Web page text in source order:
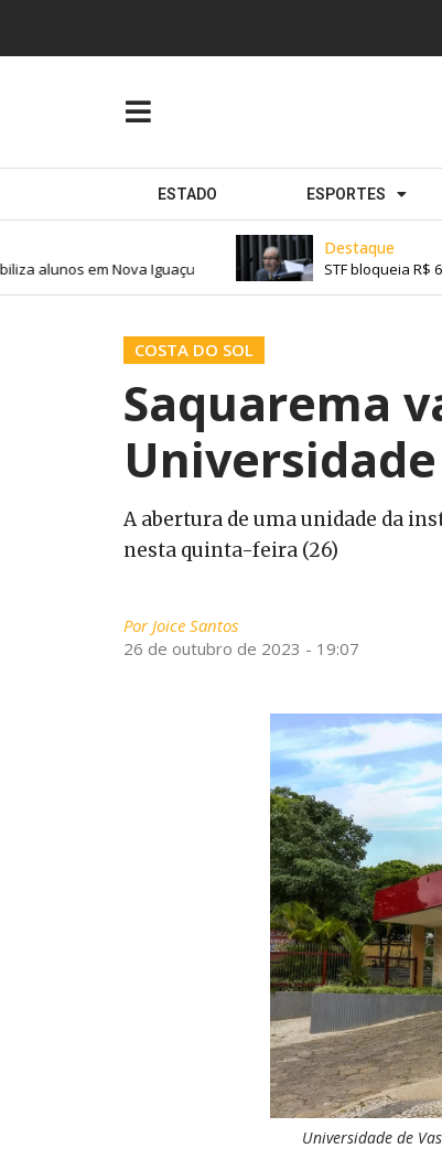
ESTADO ESPORTES
Destaque
STF bloqueia R$ 6
alunos em Nova Iguaçu
COSTA DO SOL
Saquarema
A abertura de uma unidade da
nesta quinta-feira (26)
PorJoice Santos
26 de outubro de 2023 - 19:07
Universidade de